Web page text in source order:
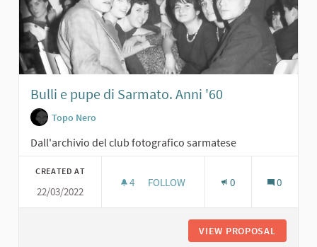
Bulli e pupe di Sarmato. Anni '60
Topo Nero
Dall'archivio del club fotografico sarmatese
CREATED AT
22/03/2022
4 4 FOLLOWERS
FOLLOW 0 0
VIEW PROPOSAL